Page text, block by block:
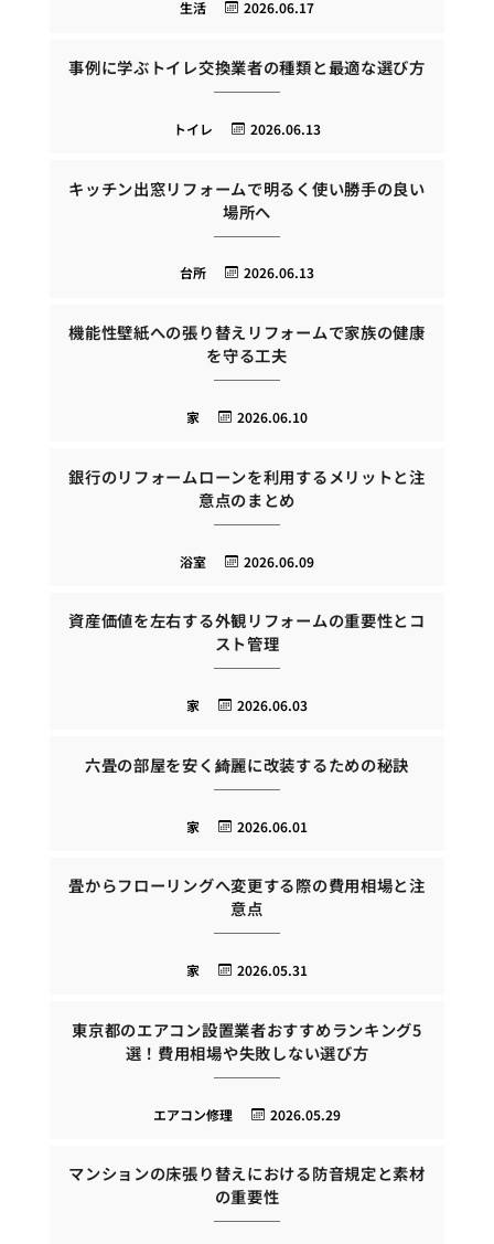
2026.06.17
生活
事例に学ぶトイレ交換業者の種類と最適な選び方
2026.06.13
トイレ
キッチン出窓リフォームで明るく使い勝手の良い
場所へ
2026.06.13
台所
機能性壁紙への張り替えリフォームで家族の健康
を守る工夫
2026.06.10
家
銀行のリフォームローンを利用するメリットと注
意点のまとめ
2026.06.09
浴室
資産価値を左右する外観リフォームの重要性とコ
スト管理
2026.06.03
家
六畳の部屋を安く綺麗に改装するための秘訣
2026.06.01
家
畳からフローリングへ変更する際の費用相場と注
意点
2026.05.31
家
東京都のエアコン設置業者おすすめランキング5
選！費用相場や失敗しない選び方
2026.05.29
エアコン修理
マンションの床張り替えにおける防音規定と素材
の重要性